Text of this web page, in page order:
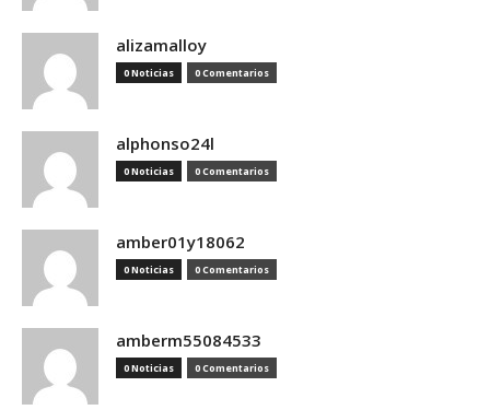
alizamalloy
0 Noticias 0 Comentarios
alphonso24l
0 Noticias 0 Comentarios
amber01y18062
0 Noticias 0 Comentarios
amberm55084533
0 Noticias 0 Comentarios